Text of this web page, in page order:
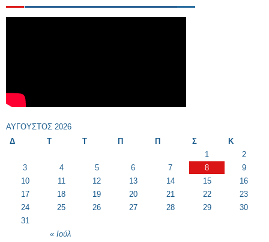
ΑΎΓΟΥΣΤΟΣ 2026
Δ
Τ Τ Π Π Σ Κ
« Ιούλ
1
2
3
4 5 6 7 8
9
10
11 12 13 14 15
16
17
18 19 20 21 22
23
24
25 26 27 28 29
30
31